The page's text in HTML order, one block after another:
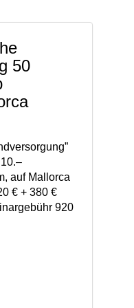
50
auf Mallorca
€ + 380 €
920